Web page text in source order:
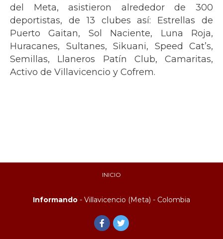
del Meta, asistieron alrededor de 300
deportistas, de 13 clubes así: Estrellas de
Puerto Gaitan, Sol Naciente, Luna Roja,
Huracanes, Sultanes, Sikuani, Speed Cat’s,
Semillas, Llaneros Patín Club, Camaritas,
Activo de Villavicencio y Cofrem.
INICIO
Informando - Villavicencio (Meta) - Colombia